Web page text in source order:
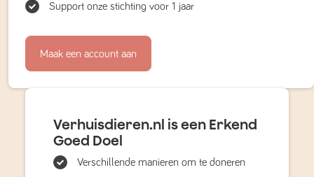
Support onze stichting voor 1 jaar
Maak een account aan
Verhuisdieren.nl is een Erkend
Goed Doel
Verschillende manieren om te doneren